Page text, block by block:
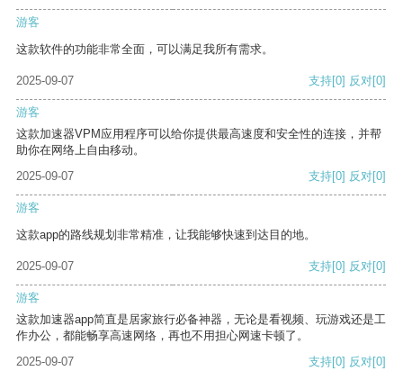
游客
这款软件的功能非常全面，可以满足我所有需求。
2025-09-07 支持[0] 反对[0]
游客
这款加速器VPM应用程序可以给你提供最高速度和安全性的连接，并帮
助你在网络上自由移动。
2025-09-07
支持[0] 反对[0]
游客
这款app的路线规划非常精准，让我能够快速到达目的地。
2025-09-07 支持[0] 反对[0]
游客
这款加速器app简直是居家旅行必备神器，无论是看视频、玩游戏还是工
作办公，都能畅享高速网络，再也不用担心网速卡顿了。
2025-09-07
支持[0] 反对[0]